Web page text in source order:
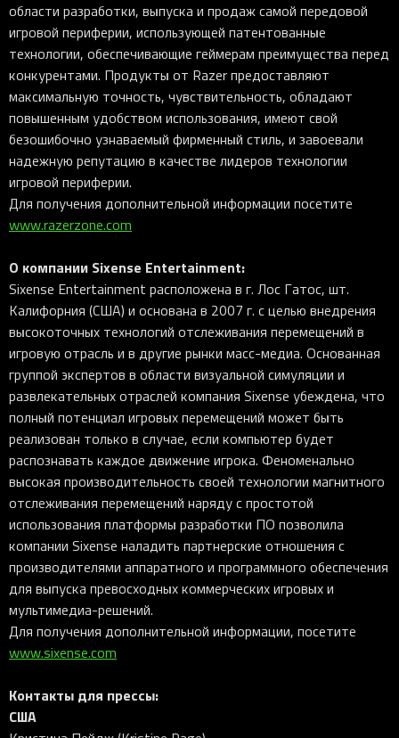
области разработки, выпуска и продаж самой передовой
игровой периферии, использующей патентованные
технологии, обеспечивающие геймерам преимущества перед
конкурентами. Продукты от Razer предоставляют
максимальную точность, чувствительность, обладают
повышенным удобством использования, имеют свой
безошибочно узнаваемый фирменный стиль, и завоевали
надежную репутацию в качестве лидеров технологии
игровой периферии.
Для получения дополнительной информации посетите
www.razerzone.com
О компании Sixense Entertainment:
Sixense Entertainment расположена в г. Лос Гатос, шт.
Калифорния (США) и основана в 2007 г. с целью внедрения
высокоточных технологий отслеживания перемещений в
игровую отрасль и в другие рынки масс-медиа. Основанная
группой экспертов в области визуальной симуляции и
развлекательных отраслей компания Sixense убеждена, что
полный потенциал игровых перемещений может быть
реализован только в случае, если компьютер будет
распознавать каждое движение игрока. Феноменально
высокая производительность своей технологии магнитного
отслеживания перемещений наряду с простотой
использования платформы разработки ПО позволила
компании Sixense наладить партнерские отношения с
производителями аппаратного и программного обеспечения
для выпуска превосходных коммерческих игровых и
мультимедиа-решений.
Для получения дополнительной информации, посетите
www.sixense.com
Контакты для прессы:
США